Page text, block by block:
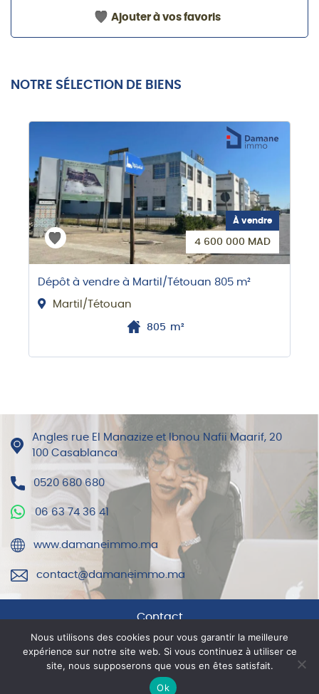
Ajouter à vos favoris
NOTRE SÉLECTION DE BIENS
À vendre
4 600 000 MAD
Dépôt à vendre à Martil/Tétouan 805 m²
Martil/Tétouan
805 m²
Angles rue El Manazize et Ibnou Nafii Maarif, 20
100 Casablanca
0520 680 680
06 63 74 36 41
www.damaneimmo.ma
contact@damaneimmo.ma
Contact
Mentions légales
© DAMANE IMMO 2021
Nous utilisons des cookies pour vous garantir la meilleure
expérience sur notre site web. Si vous continuez à utiliser ce
site, nous supposerons que vous en êtes satisfait.
Ok